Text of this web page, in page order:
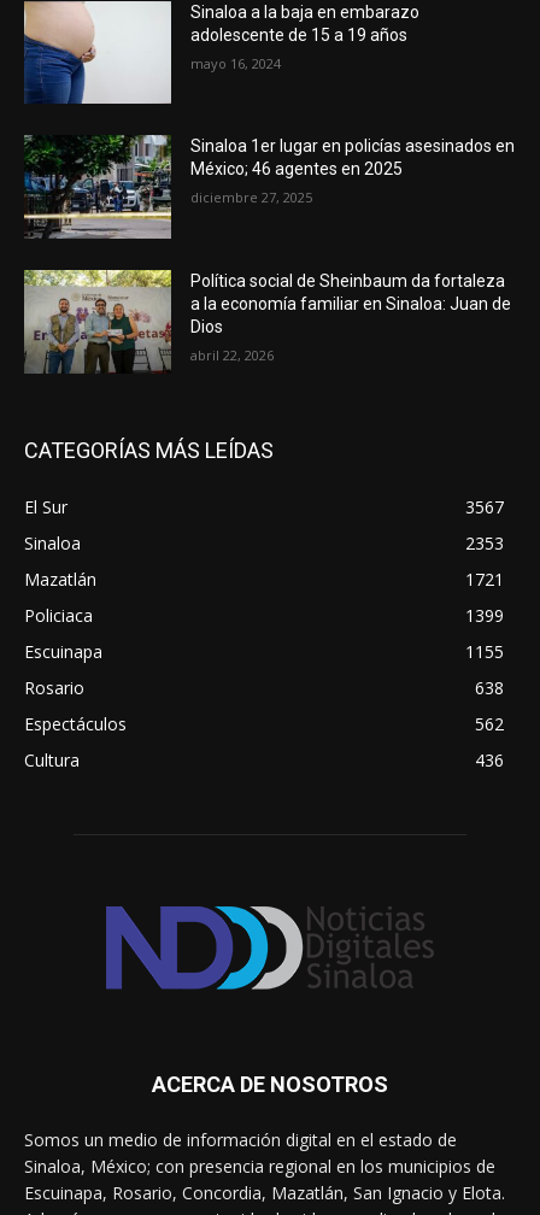
Sinaloa a la baja en embarazo
adolescente de 15 a 19 años
mayo 16, 2024
Sinaloa 1er lugar en policías asesinados en
México; 46 agentes en 2025
diciembre 27, 2025
Política social de Sheinbaum da fortaleza
a la economía familiar en Sinaloa: Juan de
Dios
abril 22, 2026
CATEGORÍAS MÁS LEÍDAS
El Sur
3567
Sinaloa
2353
Mazatlán
1721
Policiaca
1399
Escuinapa
1155
Rosario
638
Espectáculos
562
Cultura
436
ACERCA DE NOSOTROS
Somos un medio de información digital en el estado de
Sinaloa, México; con presencia regional en los municipios de
Escuinapa, Rosario, Concordia, Mazatlán, San Ignacio y Elota.